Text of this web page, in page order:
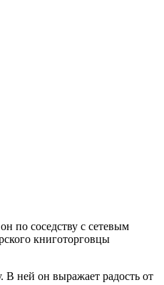
по соседству с сетевым
книготорговцы
В ней он выражает радость от